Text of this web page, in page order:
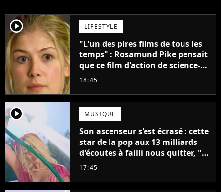
player2 LIFESTYLE
"L'un des pires films de tous les
temps" : Rosamund Pike pensait
que ce film d'action de science-
fiction avec Dwayne Johnson
18:45
player2 MUSIQUE
Son ascenseur s'est écrasé : cette
star de la pop aux 13 milliards
d'écoutes à failli nous quitter, "Je
pensais ne plus jamais chanter"
17:45